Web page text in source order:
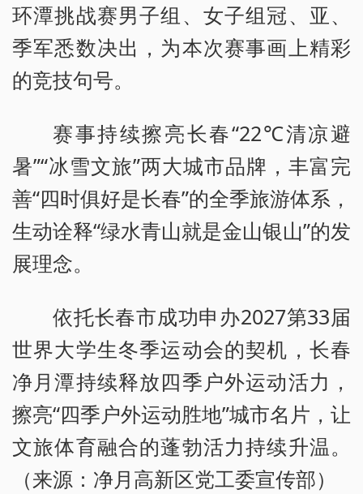
环潭挑战赛男子组、女子组冠、亚、
季军悉数决出，为本次赛事画上精彩
的竞技句号。
赛事持续擦亮长春“22℃清凉避
暑”“冰雪文旅”两大城市品牌，丰富完
善“四时俱好是长春”的全季旅游体系，
生动诠释“绿水青山就是金山银山”的发
展理念。
依托长春市成功申办2027第33届
世界大学生冬季运动会的契机，长春
净月潭持续释放四季户外运动活力，
擦亮“四季户外运动胜地”城市名片，让
文旅体育融合的蓬勃活力持续升温。
（来源：净月高新区党工委宣传部）